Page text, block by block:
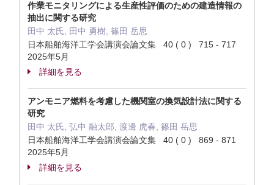
作業モニタリングによる生産性評価のための建造情報の
抽出に関する研究
田中 太氏, 田中 勇樹, 篠田 岳思
日本船舶海洋工学会講演会論文集 40 ( 0 ) 715 - 717
2025年5月
詳細を見る
アンモニア燃料を考慮した機関室の換気設計法に関する
研究
田中 太氏, 弘中 融太郎, 渡邊 虎春, 篠田 岳思
日本船舶海洋工学会講演会論文集 40 ( 0 ) 869 - 871
2025年5月
詳細を見る